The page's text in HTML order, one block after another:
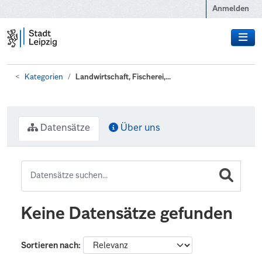
Anmelden
Kategorien Landwirtschaft, Fischerei,...
Datensätze Über uns
Keine Datensätze gefunden
Sortieren nach